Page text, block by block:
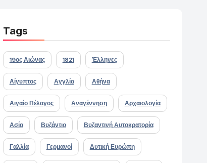
Tags
19ος Αιώνας 1821 Έλληνες
Αίγυπτος Αγγλία Αθήνα
Αιγαίο Πέλαγος Αναγέννηση Αρχαιολογία
Ασία Βυζάντιο Βυζαντινή Αυτοκρατορία
Γαλλία Γερμανοί Δυτική Ευρώπη